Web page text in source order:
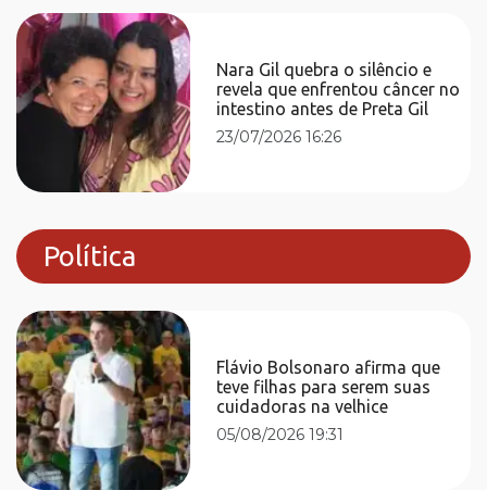
Nara Gil quebra o silêncio e
revela que enfrentou câncer no
intestino antes de Preta Gil
23/07/2026 16:26
Política
Flávio Bolsonaro afirma que
teve filhas para serem suas
cuidadoras na velhice
05/08/2026 19:31